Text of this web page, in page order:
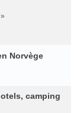
»
Norvège
camping